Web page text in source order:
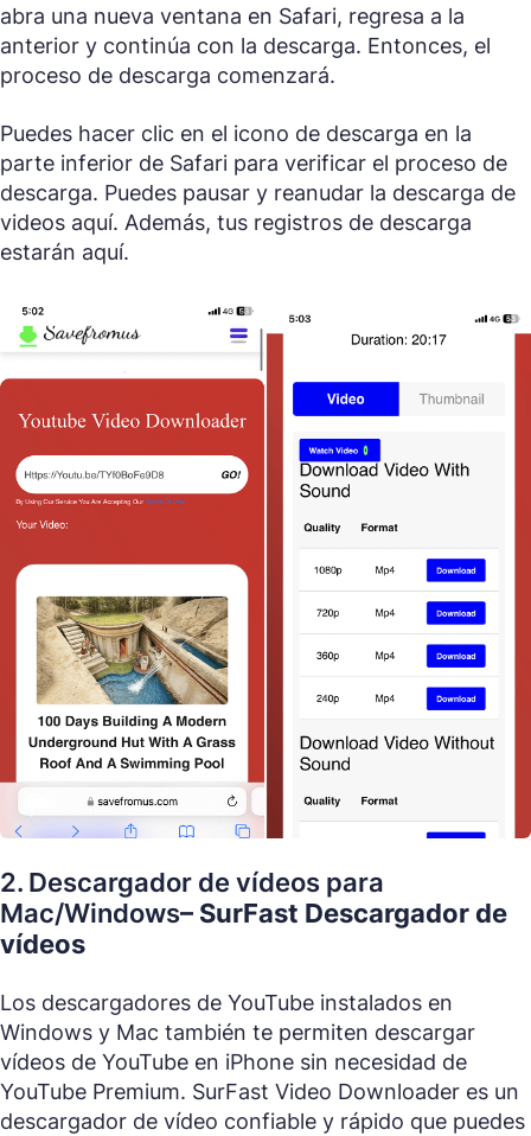
abra una nueva ventana en Safari, regresa a la
anterior y continúa con la descarga. Entonces, el
proceso de descarga comenzará.
Puedes hacer clic en el icono de descarga en la
parte inferior de Safari para verificar el proceso de
descarga. Puedes pausar y reanudar la descarga de
videos aquí. Además, tus registros de descarga
estarán aquí.
2. Descargador de vídeos para
Mac/Windows– SurFast Descargador de
vídeos
Los descargadores de YouTube instalados en
Windows y Mac también te permiten descargar
vídeos de YouTube en iPhone sin necesidad de
YouTube Premium. SurFast Video Downloader es un
descargador de vídeo confiable y rápido que puedes